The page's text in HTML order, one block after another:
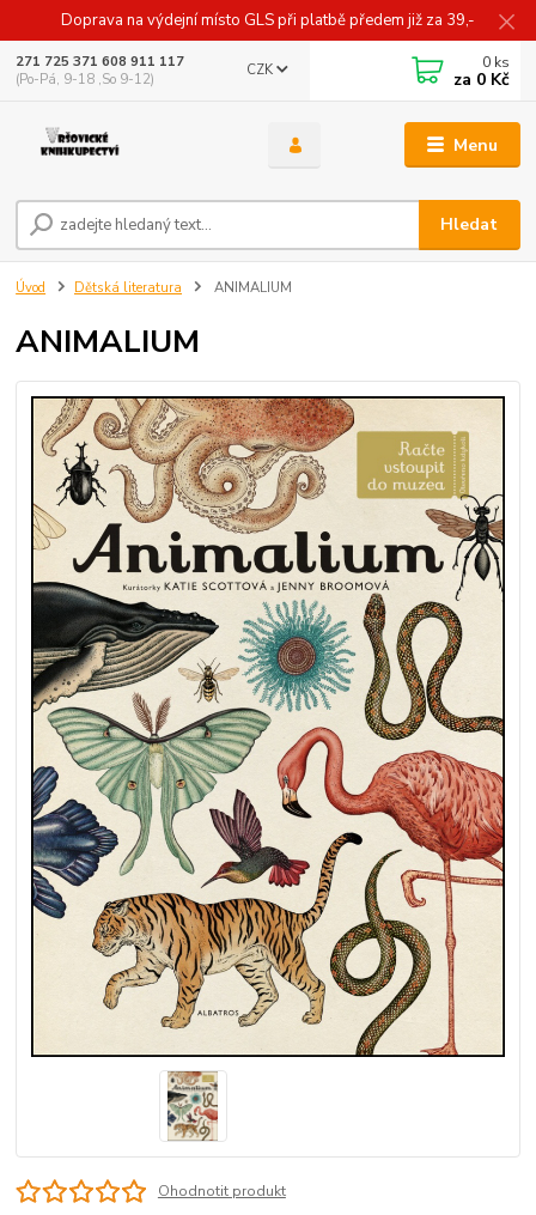
Doprava na výdejní místo GLS při platbě předem již za 39,-
Menu
CZK
Hledat
271 725 371 608 911 117
(Po-Pá, 9-18 ,So 9-12)
0 ks
za 0 Kč
Úvod Dětská literatura ANIMALIUM
ANIMALIUM
Ohodnotit produkt